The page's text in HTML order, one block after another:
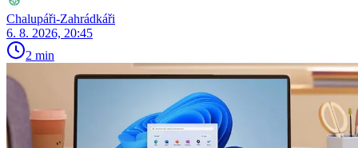
Chalupáři-Zahrádkáři
6. 8. 2026, 20:45
2 min